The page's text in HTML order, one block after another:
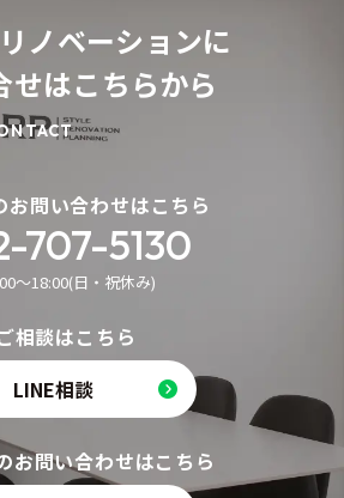
ノベーションに
せはこちらから
お問い合わせはこちら
707-5130
〜18:00(日・祝休み)
相談はこちら
LINE相談
お問い合わせはこちら